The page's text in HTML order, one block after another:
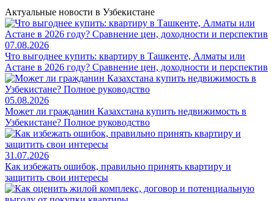
Актуальные новости в Узбекистане
07.08.2026
Что выгоднее купить: квартиру в Ташкенте, Алматы или
Астане в 2026 году? Сравнение цен, доходности и перспектив
05.08.2026
Может ли гражданин Казахстана купить недвижимость в
Узбекистане? Полное руководство
31.07.2026
Как избежать ошибок, правильно принять квартиру и
защитить свои интересы